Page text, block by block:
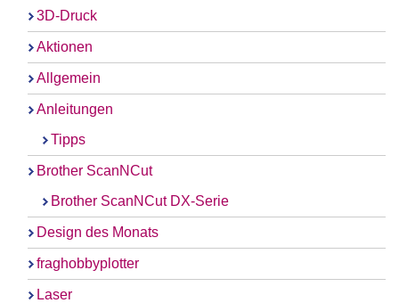
3D-Druck
Aktionen
Allgemein
Anleitungen
Tipps
Brother ScanNCut
Brother ScanNCut DX-Serie
Design des Monats
fraghobbyplotter
Laser